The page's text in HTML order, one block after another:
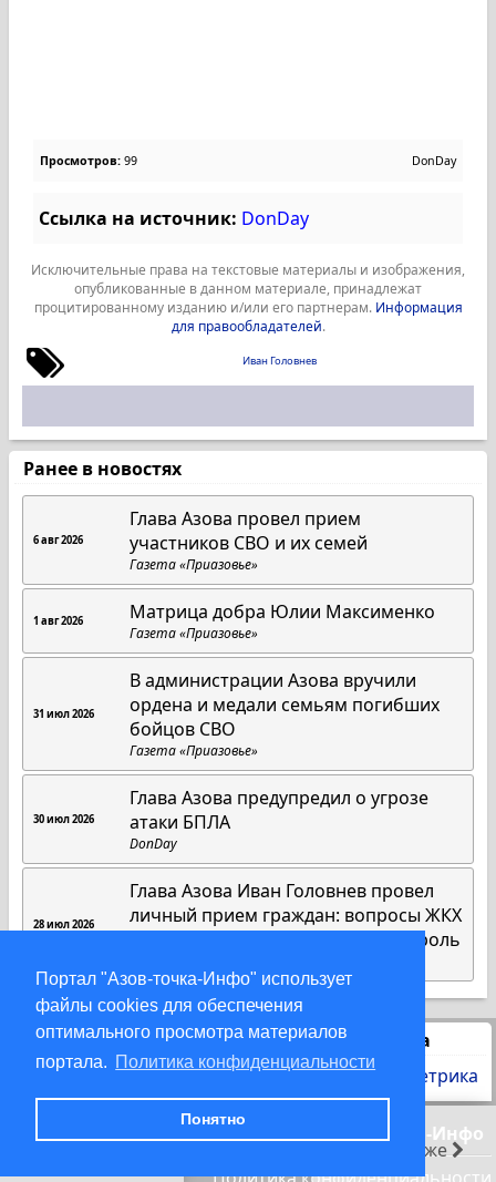
Портал "Азов-точка-Инфо" использует
файлы cookies для обеспечения
оптимального просмотра материалов
портала. Политика конфиденциальности
Понятно
позже
Просмотров: 99 DonDay
Ссылка на источник: DonDay
Исключительные права на текстовые материалы и изображения,
опубликованные в данном материале, принадлежат
процитированному изданию и/или его партнерам. Информация
для правообладателей.
Иван Головнев
Ранее в новостях
6 авг 2026
Глава Азова провел прием
участников СВО и их семей
Газета «Приазовье»
1 авг 2026 Матрица добра Юлии Максименко
Газета «Приазовье»
31 июл 2026
В администрации Азова вручили
ордена и медали семьям погибших
бойцов СВО
Газета «Приазовье»
30 июл 2026
Глава Азова предупредил о угрозе
атаки БПЛА
DonDay
28 июл 2026
Глава Азова Иван Головнев провел
личный прием граждан: вопросы ЖКХ
и благоустройства взяты на контроль
Статистика
© 2000-2026 Азов-точка-Инфо